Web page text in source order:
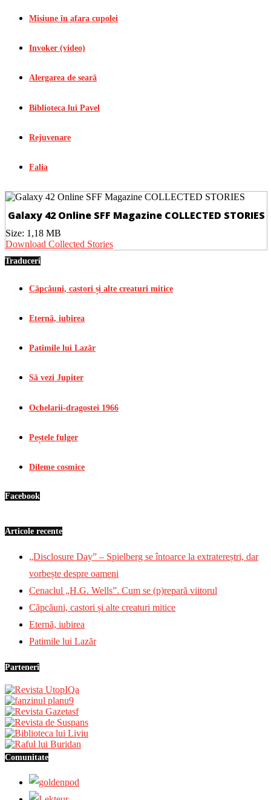
Misiune în afara cupolei
Invoker (video)
Alergarea de seară
Biblioteca lui Pavel
Rejuvenare
Falia
Galaxy 42 Online SFF Magazine COLLECTED STORIES
Size: 1,18 MB
Download Collected Stories
Traduceri
Căpcăuni, castori și alte creaturi mitice
Eternă, iubirea
Patimile lui Lazăr
Să vezi Jupiter
Ochelarii-dragostei 1966
Peștele fulger
Dileme cosmice
Facebook
Articole recente
„Disclosure Day” – Spielberg se întoarce la extratereștri, dar
vorbește despre oameni
Cenaclul „H.G. Wells”. Cum se (p)repară viitorul
Căpcăuni, castori și alte creaturi mitice
Eternă, iubirea
Patimile lui Lazăr
Parteneri
Comunitate